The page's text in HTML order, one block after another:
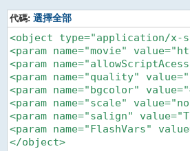
代碼: 選擇全部
<object type="application/x-
<param name="movie"
<param
<param name="quality"
<param name="bgcolor"
<param name="scale"
<param name="salign"
<param name="FlashVars"